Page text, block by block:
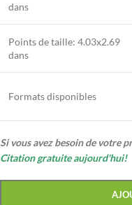
dans
Points de taille: 4.03x2.69
dans
Formats disponibles
Si vous avez besoin de votre
Citation gratuite aujourd'hui!